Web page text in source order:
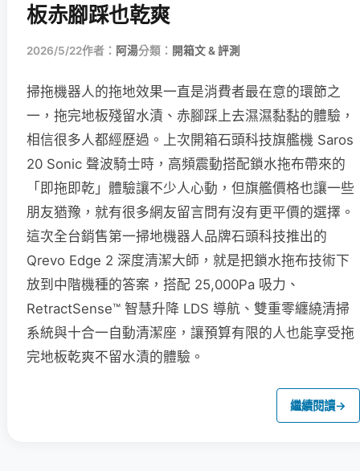
板赤腳踩也乾爽
2026/5/22作者： 阿湯分類： 開箱文 & 評測
掃拖機器人的拖地效果一直是消費者最在意的環節之
一，拖完地板殘留水漬、赤腳踩上去濕濕黏黏的體驗，
相信很多人都經歷過。上次開箱石頭科技旗艦機 Saros
20 Sonic 聲波騎士時，高頻震動搭配鎖水拖布帶來的
「即拖即乾」體驗讓不少人心動，但旗艦價格也讓一些
朋友猶豫，就有很多網友留言問有沒有更平價的選擇。
這次全台銷售第一掃地機器人品牌石頭科技推出的
Qrevo Edge 2 深度清潔大師，就是把鎖水拖布技術下
放到中階機種的答案，搭配 25,000Pa 吸力、
RetractSense™ 智慧升降 LDS 導航、雙重零纏繞清掃
系統與十合一自動清潔座，讓預算有限的人也能享受拖
完地板乾爽不留水漬的體驗。
繼續閱讀→